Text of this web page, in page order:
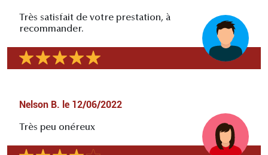
Très satisfait de votre prestation, à
recommander.
Nelson B. le 12/06/2022
Très peu onéreux